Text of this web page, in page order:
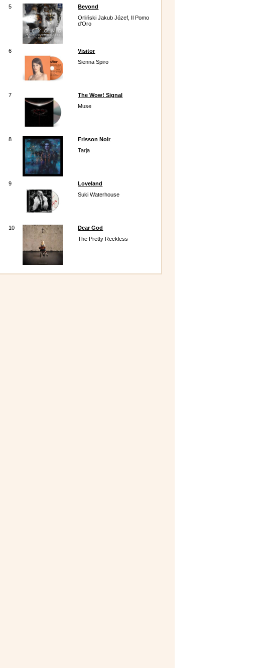
5
Beyond
Orliński Jakub Józef, Il Pomo
d'Oro
6
Visitor
Sienna Spiro
7
The Wow! Signal
Muse
8
Frisson Noir
Tarja
9
Loveland
Suki Waterhouse
10
Dear God
The Pretty Reckless